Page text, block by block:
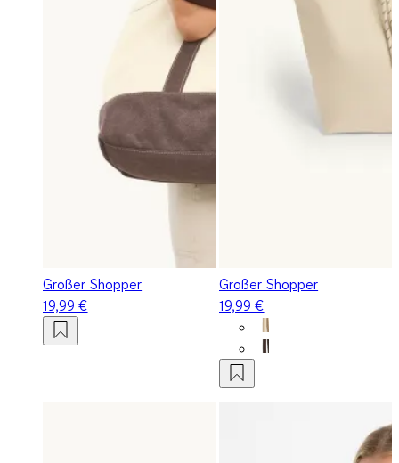
Großer Shopper
19,99 €
Großer Shopper
19,99 €